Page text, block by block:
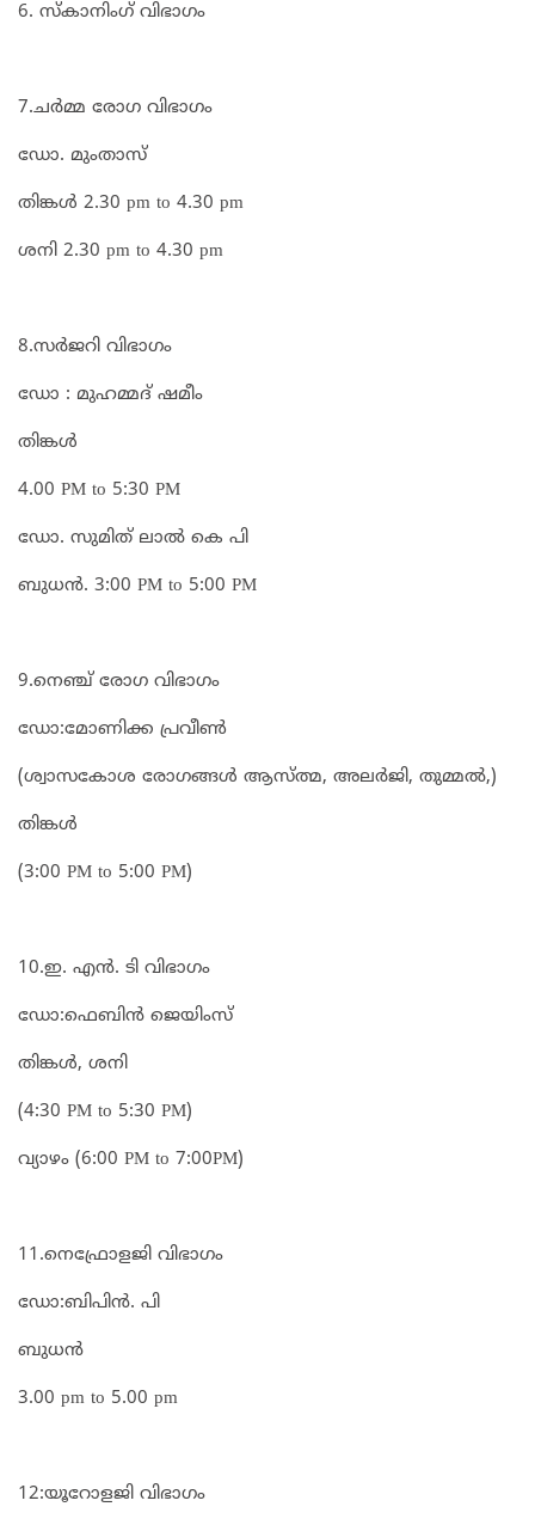
6. സ്കാനിംഗ് വിഭാഗം
7.ചർമ്മ രോഗ വിഭാഗം
ഡോ. മുംതാസ്
തിങ്കൾ 2.30 pm to 4.30 pm
ശനി 2.30 pm to 4.30 pm
8.സർജറി വിഭാഗം
ഡോ : മുഹമ്മദ്‌ ഷമീം
തിങ്കൾ
4.00 PM to 5:30 PM
ഡോ. സുമിത് ലാൽ കെ പി
ബുധൻ. 3:00 PM to 5:00 PM
9.നെഞ്ച് രോഗ വിഭാഗം
ഡോ:മോണിക്ക പ്രവീൺ
(ശ്വാസകോശ രോഗങ്ങൾ ആസ്ത്മ, അലർജി, തുമ്മൽ,)
തിങ്കൾ
(3:00 PM to 5:00 PM)
10.ഇ. എൻ. ടി വിഭാഗം
ഡോ:ഫെബിൻ ജെയിംസ്
തിങ്കൾ, ശനി
(4:30 PM to 5:30 PM)
വ്യാഴം (6:00 PM to 7:00PM)
11.നെഫ്രോളജി വിഭാഗം
ഡോ:ബിപിൻ. പി
ബുധൻ
3.00 pm to 5.00 pm
12:യൂറോളജി വിഭാഗം